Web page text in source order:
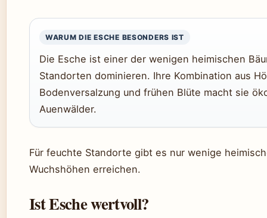
WARUM DIE ESCHE BESONDERS IST
Die Esche ist einer der wenigen heimischen
Standorten dominieren. Ihre Kombination aus
Bodenversalzung und frühen Blüte macht sie
Auenwälder.
Für feuchte Standorte gibt es nur wenige
Wuchshöhen erreichen.
Ist Esche wertvoll?